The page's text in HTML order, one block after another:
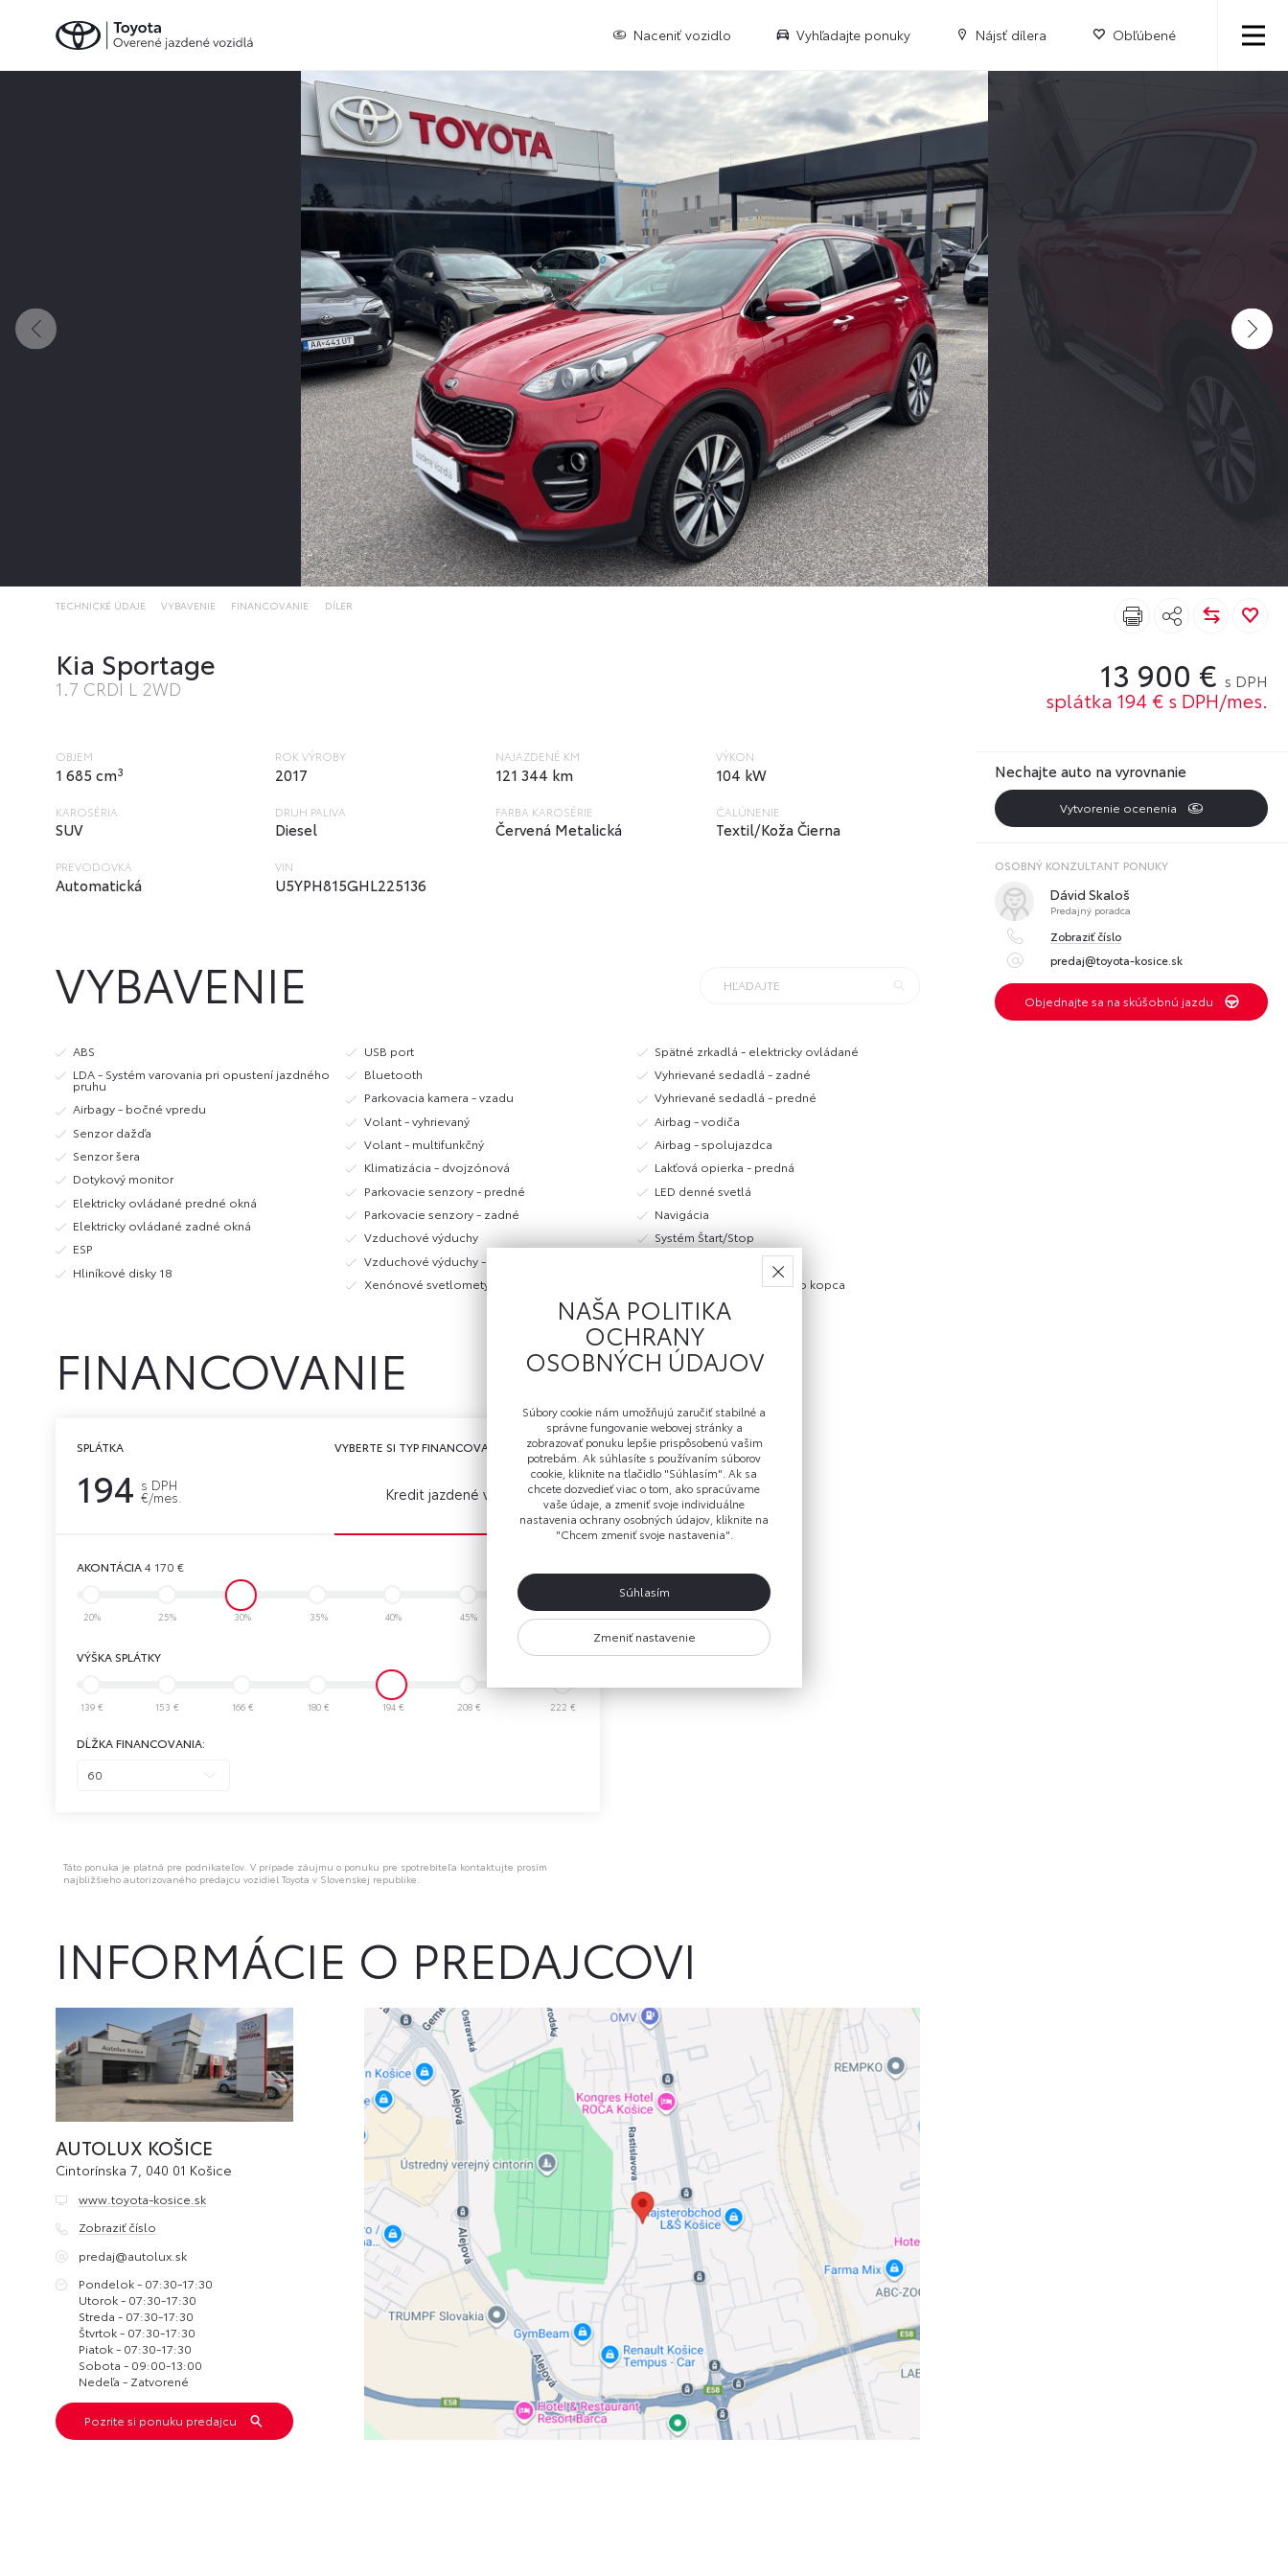
Naceniť vozidlo Vyhľadajte ponuky Nájsť dílera Obľúbené
Kia Sportage
1.7 CRDI L 2WD 13 900 €s DPH
splátka 194 € s DPH/mes.
Nechajte auto na vyrovnanie
Vytvorenie ocenenia
OSOBNÝ KONZULTANT PONUKY
Dávid Skaloš
Predajný poradca
Zobraziť číslo
predaj@toyota-kosice.sk
Objednajte sa na skúšobnú jazdu
TECHNICKÉ ÚDAJE VYBAVENIE FINANCOVANIE DÍLER
OBJEM
1 685 cm3
ROK VÝROBY
2017
NAJAZDENÉ KM
121 344 km
VÝKON
104 kW
KAROSÉRIA
SUV
DRUH PALIVA
Diesel
FARBA KAROSÉRIE
Červená Metalická
ČALÚNENIE
Textil/Koža Čierna
PREVODOVKA
Automatická
VIN
U5YPH815GHL225136
VYBAVENIE
ABS
LDA - Systém varovania pri opustení jazdného
pruhu
Airbagy - bočné vpredu
Senzor dažďa
Senzor šera
Dotykový monitor
Elektricky ovládané predné okná
Elektricky ovládané zadné okná
ESP
Hliníkové disky 18
USB port
Bluetooth
Parkovacia kamera - vzadu
Volant - vyhrievaný
Volant - multifunkčný
Klimatizácia - dvojzónová
Parkovacie senzory - predné
Parkovacie senzory - zadné
Vzduchové výduchy
Vzduchové výduchy - zadné
Xenónové svetlomety
Spätné zrkadlá - elektricky ovládané
Vyhrievané sedadlá - zadné
Vyhrievané sedadlá - predné
Airbag - vodiča
Airbag - spolujazdca
Lakťová opierka - predná
LED denné svetlá
Navigácia
Systém Štart/Stop
HAC - Asistent rozjazdu do kopca
FINANCOVANIE
SPLÁTKA
194 s DPH
€/mes.
VYBERTE SI TYP FINANCOVANIA
Kredit jazdené vozidlá
AKONTÁCIA4 170 €
20% 25% 30% 35% 40% 45% 50%
VÝŠKA SPLÁTKY
139 € 153 € 166 € 180 € 194 € 208 € 222 €
DĹŽKA FINANCOVANIA:
Táto ponuka je platná pre podnikateľov. V prípade záujmu o ponuku pre spotrebiteľa kontaktujte prosím
najbližšieho autorizovaného predajcu vozidiel Toyota v Slovenskej republike.
INFORMÁCIE O PREDAJCOVI
AUTOLUX KOŠICE
Cintorínska 7, 040 01 Košice
www.toyota-kosice.sk
Zobraziť číslo
predaj@autolux.sk
Pondelok - 07:30-17:30
Utorok - 07:30-17:30
Streda - 07:30-17:30
Štvrtok - 07:30-17:30
Piatok - 07:30-17:30
Sobota - 09:00-13:00
Nedeľa - Zatvorené
Pozrite si ponuku predajcu
NAŠA POLITIKA
OCHRANY
OSOBNÝCH ÚDAJOV
Súbory cookie nám umožňujú zaručiť stabilné a
správne fungovanie webovej stránky a
zobrazovať ponuku lepšie prispôsobenú vašim
potrebám. Ak súhlasíte s používaním súborov
cookie, kliknite na tlačidlo "Súhlasím". Ak sa
chcete dozvedieť viac o tom, ako spracúvame
vaše údaje, a zmeniť svoje individuálne
nastavenia ochrany osobných údajov, kliknite na
"Chcem zmeniť svoje nastavenia".
Súhlasím
Zmeniť nastavenie